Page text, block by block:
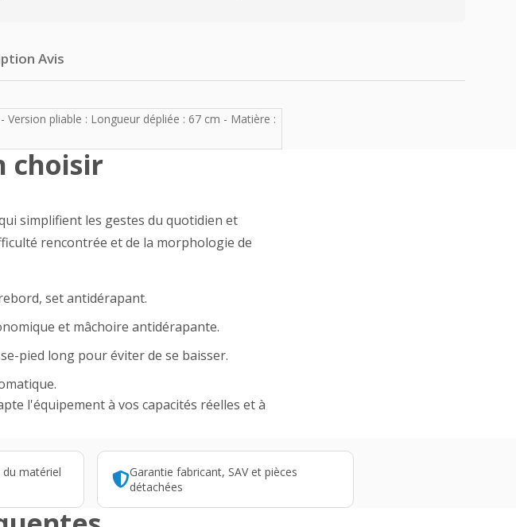
Avis
pliable : Longueur dépliée : 67 cm - Matière :
choisir
simplifient les gestes du quotidien et
rencontrée et de la morphologie de
set antidérapant.
et mâchoire antidérapante.
pied long pour éviter de se baisser.
l'équipement à vos capacités réelles et à
du matériel
Garantie fabricant, SAV et pièces
détachées